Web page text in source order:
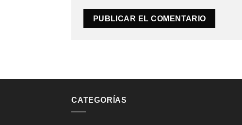
CATEGORÍAS